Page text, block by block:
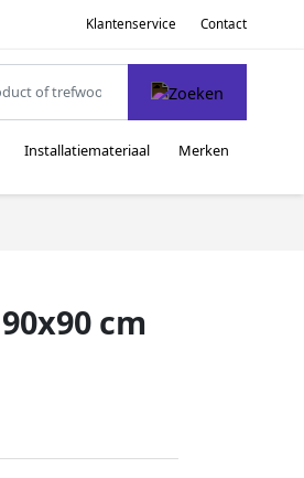
Klantenservice Contact
Installatiemateriaal Merken
cm